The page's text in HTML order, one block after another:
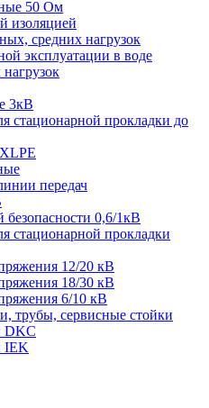
50 Ом
изоляцией
средних нагрузок
эксплуатации в воде
3кВ
стационарной прокладки до
передач
0,6/1кВ
стационарной прокладки
12/20 кВ
18/30 кВ
6/10 кВ
трубы, сервисные стойки
DKC
IEK